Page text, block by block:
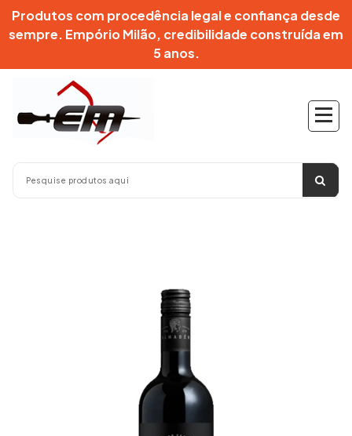
PularProdutos com procedência legal e confiança desde
sempre. Empório Milão, credibilidade construída em
5 anos.